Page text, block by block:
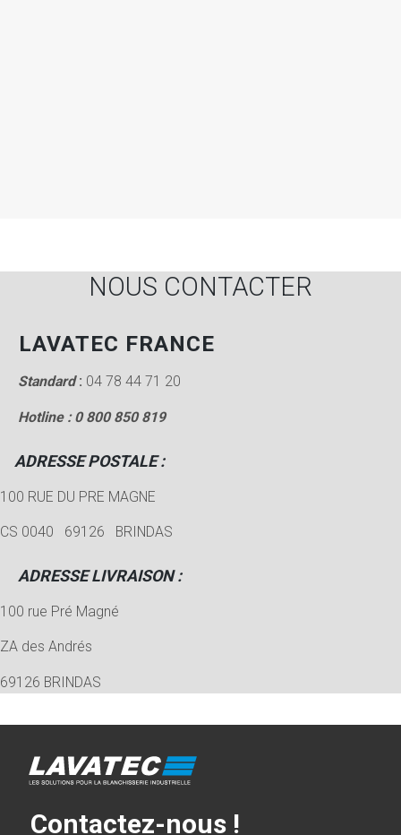
NOUS CONTACTER
LAVATEC FRANCE
Standard: 04 78 44 71 20
Hotline : 0 800 850 819
ADRESSE POSTALE :
100 RUE DU PRE MAGNE
CS 0040 69126 BRINDAS
ADRESSE LIVRAISON :
100 rue Pré Magné
ZA des Andrés
69126 BRINDAS
Contactez-nous !